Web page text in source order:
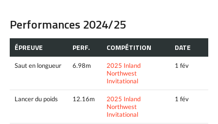
Performances 2024/25
ÉPREUVE PERF. COMPÉTITION DATE
Saut en longueur 6.98m
2025 Inland
Northwest
Invitational
1 fév
Lancer du poids 12.16m
2025 Inland
Northwest
Invitational
1 fév